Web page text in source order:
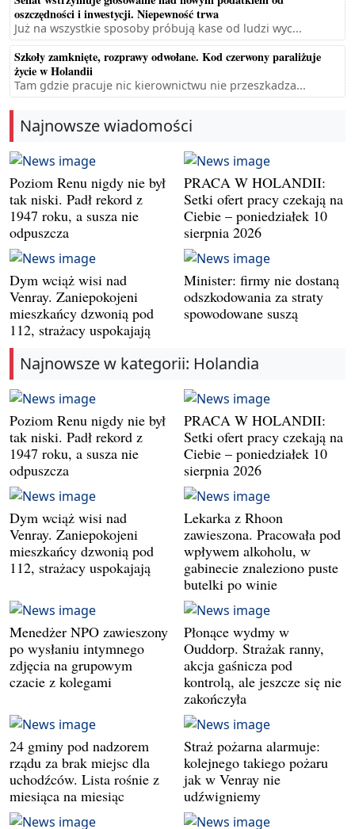
oszczędności i inwestycji. Niepewność trwa
Już na wszystkie sposoby próbują kase od ludzi wyc...
Szkoły zamknięte, rozprawy odwołane. Kod czerwony paraliżuje
życie w Holandii
Tam gdzie pracuje nic kierownictwu nie przeszkadza...
Najnowsze wiadomości
Poziom Renu nigdy nie był
tak niski. Padł rekord z
1947 roku, a susza nie
odpuszcza
PRACA W HOLANDII:
Setki ofert pracy czekają na
Ciebie – poniedziałek 10
sierpnia 2026
Dym wciąż wisi nad
Venray. Zaniepokojeni
mieszkańcy dzwonią pod
112, strażacy uspokajają
Minister: firmy nie dostaną
odszkodowania za straty
spowodowane suszą
Najnowsze w kategorii: Holandia
Poziom Renu nigdy nie był
tak niski. Padł rekord z
1947 roku, a susza nie
odpuszcza
PRACA W HOLANDII:
Setki ofert pracy czekają na
Ciebie – poniedziałek 10
sierpnia 2026
Dym wciąż wisi nad
Venray. Zaniepokojeni
mieszkańcy dzwonią pod
112, strażacy uspokajają
Lekarka z Rhoon
zawieszona. Pracowała pod
wpływem alkoholu, w
gabinecie znaleziono puste
butelki po winie
Menedżer NPO zawieszony
po wysłaniu intymnego
zdjęcia na grupowym
czacie z kolegami
Płonące wydmy w
Ouddorp. Strażak ranny,
akcja gaśnicza pod
kontrolą, ale jeszcze się nie
zakończyła
24 gminy pod nadzorem
rządu za brak miejsc dla
uchodźców. Lista rośnie z
miesiąca na miesiąc
Straż pożarna alarmuje:
kolejnego takiego pożaru
jak w Venray nie
udźwigniemy